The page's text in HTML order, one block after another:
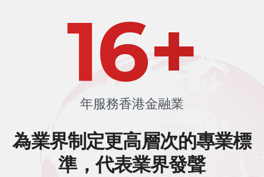
24+
年服務香港金融業
為業界制定更高層次的專業標
準，代表業界發聲